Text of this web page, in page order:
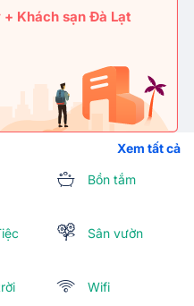
Khách sạn Đà Lạt
Xem tất cả
Bồn tắm
Sân vườn
Wifi